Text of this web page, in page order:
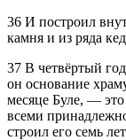
36 И построил
камня и из ряда
37 В четвёртый
он основание
месяце Буле, —
всеми
строил его семь